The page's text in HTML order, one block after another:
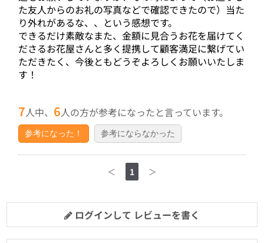
た友人からのお礼の写真などで確認できたので）当た
り外れがあるな、、という感想です。
できるだけ素敵なまた、金額に見合うお花を届けてく
ださるお花屋さんと多く提携して顧客満足に繋げてい
ただきたく、今後ともどうぞよろしくお願いいたしま
す！
7人中、 6人の方が参考になったと言っています。
参考になった！ 参考にならなかった
＜ 1 ＞
ログインして レビューを書く